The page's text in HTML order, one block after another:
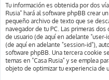
Tu información es obtenida por dos
Rusia" hará al software phpBB crear
pequeño archivo de texto que se
navegador de tu PC. Las primeras
de usuario (de aquí en adelante
(de aquí en adelante "session-id"),
software phpBB. Una tercera cookie
temas en "Casa Rusia" y se emplea
objeto de optimizar tu experiencia de